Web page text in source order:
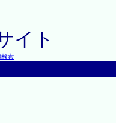
イト
検索